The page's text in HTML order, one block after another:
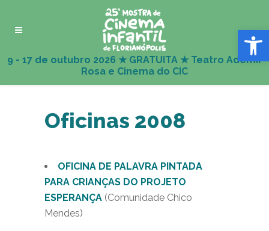
Abrir
Oficinas 2008
OFICINA DE PALAVRA PINTADA
PARA CRIANÇAS DO PROJETO
ESPERANÇA (Comunidade Chico
Mendes)